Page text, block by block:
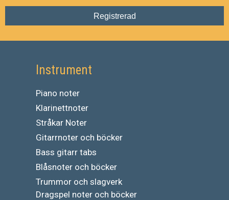
Registrerad
Instrument
Piano noter
Klarinettnoter
Stråkar Noter
Gitarrnoter och böcker
Bass gitarr tabs
Blåsnoter och böcker
Trummor och slagverk
Dragspel noter och böcker